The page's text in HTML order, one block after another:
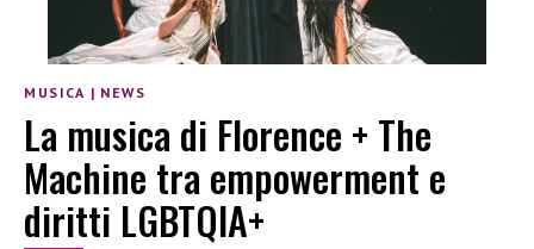
MUSICA | NEWS
La musica di Florence + The
Machine tra empowerment e
diritti LGBTQIA+